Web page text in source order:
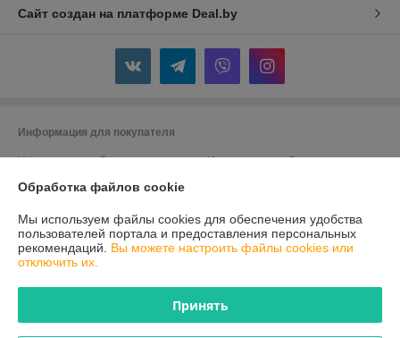
Сайт создан на платформе Deal.by
Информация для покупателя
Индивидуальный предприниматель:Индивидуальный
г.Лида, ул.Южный городок,15-11
Регистрационный номер ЕГР: 591355217
УНП: 591355217
Дата регистрации компании: 22.08.2016
Обработка файлов cookie
Мы используем файлы cookies для обеспечения удобства
пользователей портала и предоставления персональных
рекомендаций. Вы можете настроить файлы cookies или
отключить их.
Принять